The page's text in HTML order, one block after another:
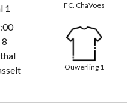
1
FC. ChaVoes
8
Ouwerling 1